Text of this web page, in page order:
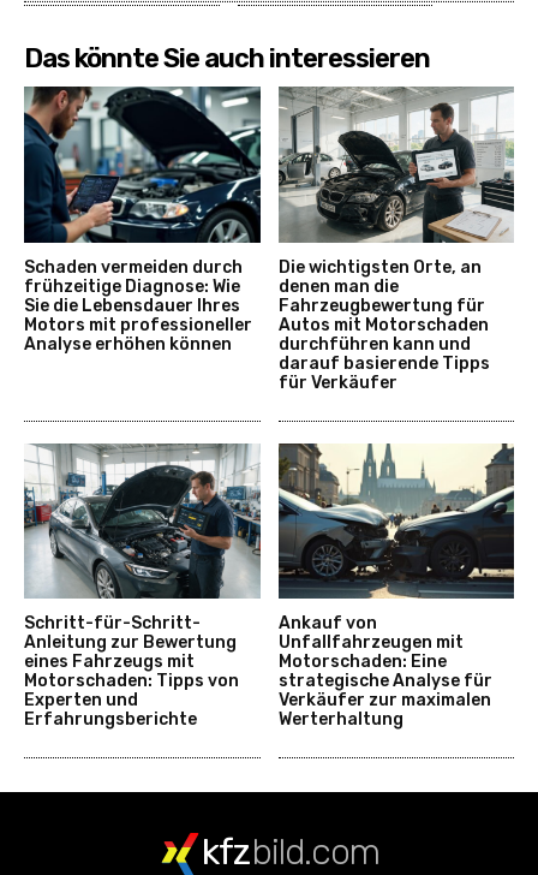
Das könnte Sie auch interessieren
Schaden vermeiden durch
frühzeitige Diagnose: Wie
Sie die Lebensdauer Ihres
Motors mit professioneller
Analyse erhöhen können
Die wichtigsten Orte, an
denen man die
Fahrzeugbewertung für
Autos mit Motorschaden
durchführen kann und
darauf basierende Tipps
für Verkäufer
Schritt-für-Schritt-
Anleitung zur Bewertung
eines Fahrzeugs mit
Motorschaden: Tipps von
Experten und
Erfahrungsberichte
Ankauf von
Unfallfahrzeugen mit
Motorschaden: Eine
strategische Analyse für
Verkäufer zur maximalen
Werterhaltung
kfzbild.com